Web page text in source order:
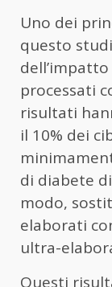
Uno dei
questo
processati
risultati
il 10% dei
di diabete
modo,
elaborati
ultra-
Questi